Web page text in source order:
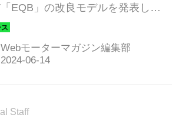
EQB」の改良モデルを発表し、
り全国のメルセデス･ベンツ正
店ネットワークを通じて予約注
付を開始した。なお納車はEQB
る。
Webモーターマガジン編集部
Staff